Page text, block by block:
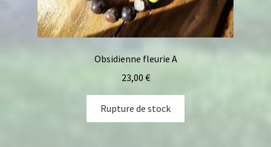
Obsidienne fleurie A
23,00 €
Rupture de stock